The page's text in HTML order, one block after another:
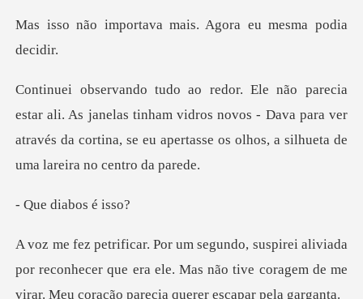
ava mais. Agora eu
anelas tinham vidros novos - Dava para ver
através da cortina, se e
diabos
da
por reconhecer que era ele. Mas não tive coragem de m